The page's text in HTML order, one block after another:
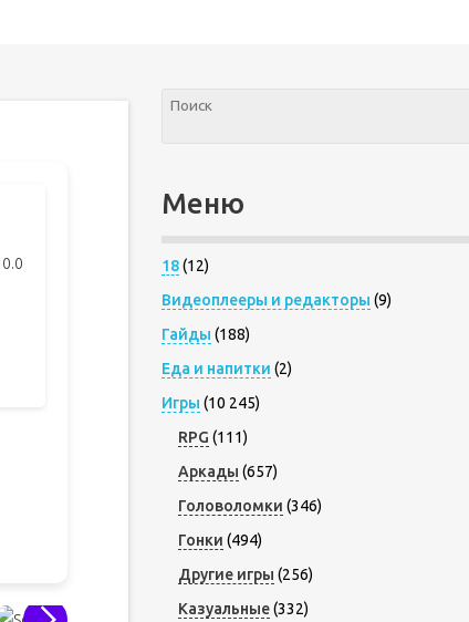
0.0
Меню
18(12)
Видеоплееры и редакторы (9)
Гайды (188)
Еда и напитки (2)
Игры (10 245)
RPG (111)
Аркады (657)
Головоломки (346)
Гонки (494)
Другие игры (256)
Казуальные(332)